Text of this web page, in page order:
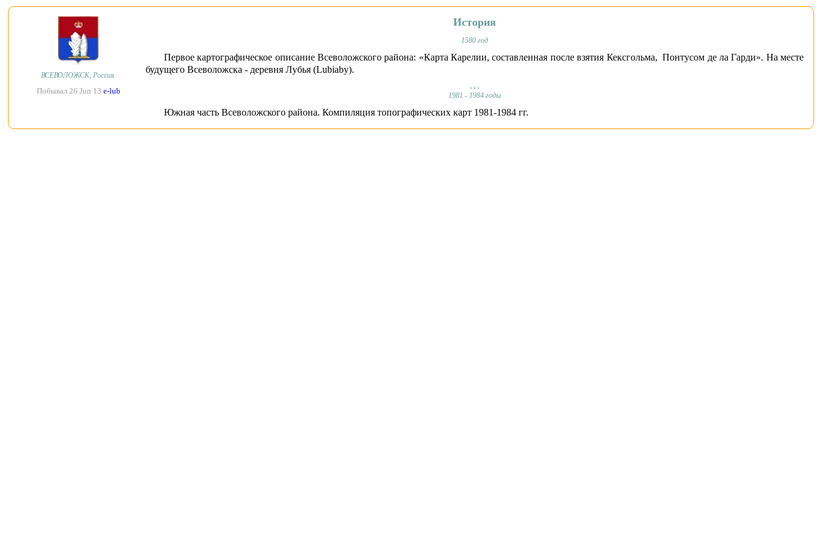
ВСЕВОЛОЖСК, Россия.
Побывал 26 Jun 13 e-lub
История
1580 год
Первое картографическое описание Всеволожского района: «Карта Карелии, составленная после взятия Кексгольма, Понтусом де ла Гарди». На месте
будущего Всеволожска - деревня Лубья (Lubiaby).
. . .
1981 - 1984 годы
Южная часть Всеволожского района. Компиляция топографических карт 1981-1984 гг.